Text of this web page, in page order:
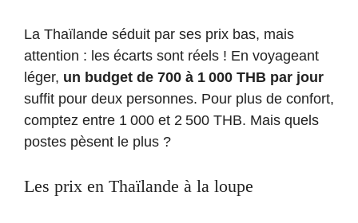
La Thaïlande séduit par ses prix bas, mais
attention : les écarts sont réels ! En voyageant
léger, un budget de 700 à 1 000 THB par jour
suffit pour deux personnes. Pour plus de confort,
comptez entre 1 000 et 2 500 THB. Mais quels
postes pèsent le plus ?
Les prix en Thaïlande à la loupe